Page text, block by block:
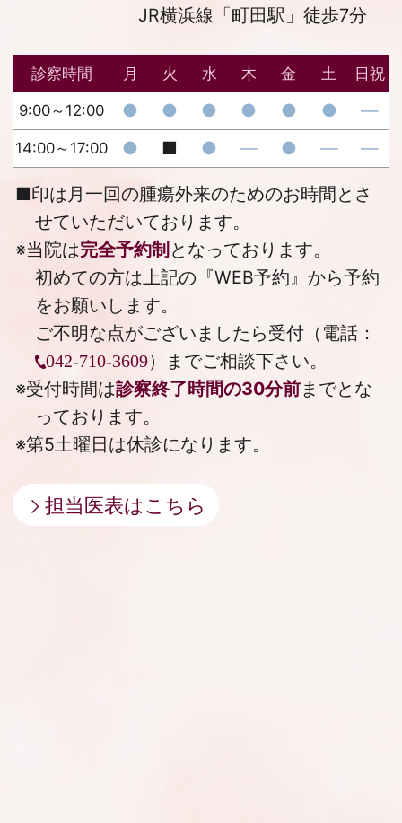
JR横浜線「町田駅」徒歩7分
診察時間 月 火 水 木 金 土 日祝
9:00～12:00 ● ● ● ● ● ● ―
14:00～17:00 ● ■ ● ― ● ― ―
■印は月一回の腫瘍外来のためのお時間とさ
せていただいております。
※当院は完全予約制 となっております。
初めての方は上記の『WEB予約』から予約
をお願いします。
ご不明な点がございましたら受付（電話：
042-710-3609）までご相談下さい。
※受付時間は診察終了時間の30分前までとな
っております。
※第5土曜日は休診になります。
担当医表はこちら